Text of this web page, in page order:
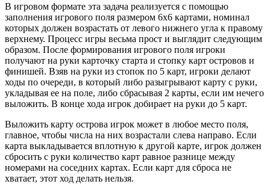
В игровом формате эта задача реализуется с помощью
заполнения игрового поля размером 6х6 картами, номинал
которых должен возрастать от левого нижнего угла к правому
верхнему. Процесс игры весьма прост и выглядит следующим
образом. После формирования игрового поля игроки
получают на руки карточку старта и стопку карт островов и
финишей. Взяв на руки из стопок по 5 карт, игроки делают
ходы по очереди, в который либо разыгрывают карту с руки,
укладывая ее на поле, либо сбрасывая 2 карты, если им нечего
выложить. В конце хода игрок добирает на руки до 5 карт.
Выложить карту острова игрок может в любое место поля,
главное, чтобы числа на них возрастали слева направо. Если
карта выкладывается вплотную к другой карте, игрок должен
сбросить с руки количество карт равное разнице между
номерами на соседних картах. Если карт для сброса не
хватает, этот ход делать нельзя.